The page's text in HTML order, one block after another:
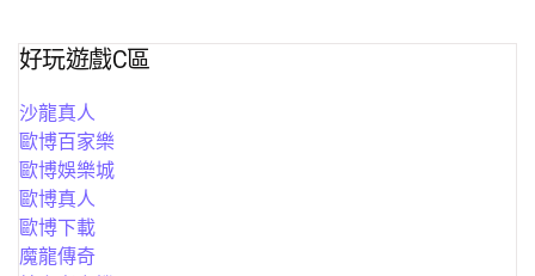
好玩遊戲C區
沙龍真人
歐博百家樂
歐博娛樂城
歐博真人
歐博下載
魔龍傳奇